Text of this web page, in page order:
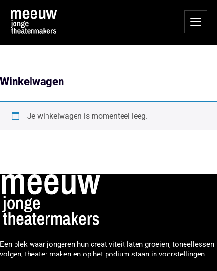
Winkelwagen
Je winkelwagen is momenteel leeg.
Een plek waar jongeren hun creativiteit laten groeien, toneellessen
volgen, theater maken en op het podium staan in voorstellingen.